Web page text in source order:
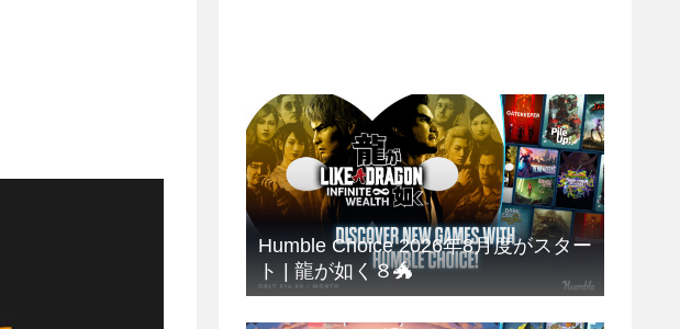
Humble Choice 2026年8月度がスター
ト | 龍が如く８🐲